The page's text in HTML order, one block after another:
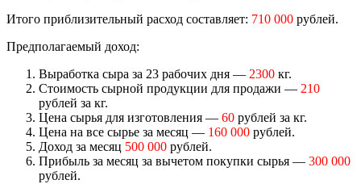
Итого приблизительный расход составляет: 710 000 рублей.
Предполагаемый доход:
Выработка сыра за 23 рабочих дня — 2300 кг.
Стоимость сырной продукции для продажи — 210
рублей за кг.
Цена сырья для изготовления — 60 рублей за кг.
Цена на все сырье за месяц — 160 000 рублей.
Доход за месяц 500 000 рублей.
Прибыль за месяц за вычетом покупки сырья — 300 000
рублей.